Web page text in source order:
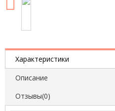
Характеристики
Описание
Отзывы(0)